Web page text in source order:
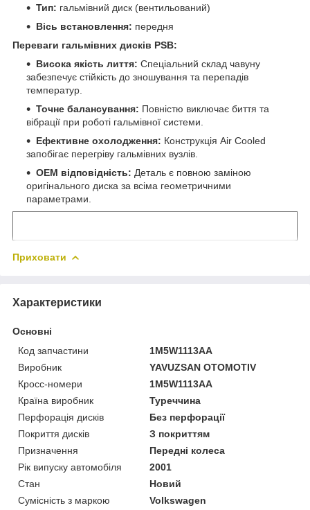
Тип: гальмівний диск (вентильований)
Вісь встановлення: передня
Переваги гальмівних дисків PSB:
Висока якість лиття: Спеціальний склад чавуну
забезпечує стійкість до зношування та перепадів
температур.
Точне балансування: Повністю виключає биття та
вібрації при роботі гальмівної системи.
Ефективне охолодження: Конструкція Air Cooled
запобігає перегріву гальмівних вузлів.
OEM відповідність: Деталь є повною заміною
оригінального диска за всіма геометричними
параметрами.
Приховати
Характеристики
Основні
Код запчастини
1M5W1113AA
Виробник
YAVUZSAN OTOMOTIV
Кросс-номери
1M5W1113AA
Країна виробник
Туреччина
Перфорація дисків
Без перфорації
Покриття дисків
З покриттям
Призначення
Передні колеса
Рік випуску автомобіля
2001
Стан
Новий
Сумісність з маркою
Volkswagen